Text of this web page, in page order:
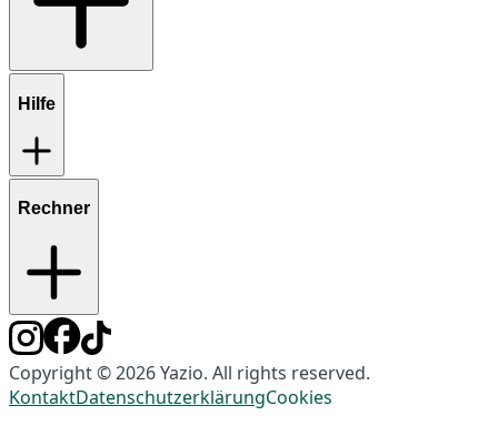
Hilfe
Rechner
Copyright © 2026 Yazio. All rights reserved.
KontaktDatenschutzerklärungCookies